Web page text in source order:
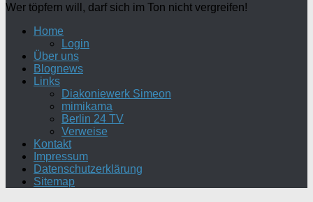
Wer töpfern will, darf sich im Ton nicht vergreifen!
Home
Login
Über uns
Blognews
Links
Diakoniewerk Simeon
mimikama
Berlin 24 TV
Verweise
Kontakt
Impressum
Datenschutzerklärung
Sitemap